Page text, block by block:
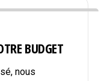
BUDGET
nous